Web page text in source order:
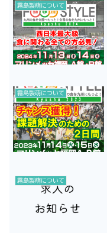
霧島製萌について
霧島製萌について
霧島製萌について